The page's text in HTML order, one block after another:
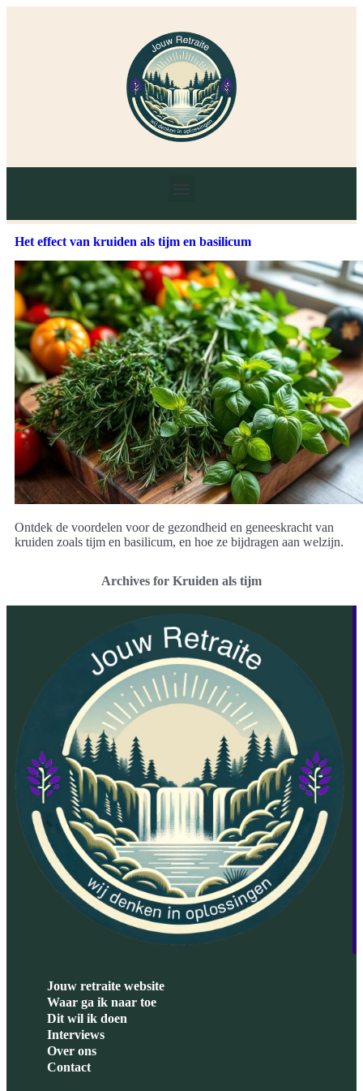
Het effect van kruiden als tijm en basilicum
Ontdek de voordelen voor de gezondheid en geneeskracht van
kruiden zoals tijm en basilicum, en hoe ze bijdragen aan welzijn.
Archives for Kruiden als tijm
Jouw retraite website
Waar ga ik naar toe
Dit wil ik doen
Interviews
Over ons
Contact